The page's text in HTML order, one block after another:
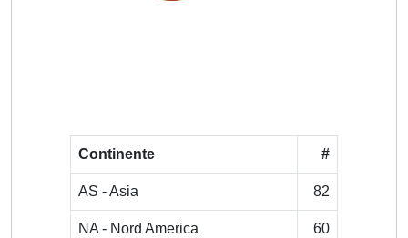
Continente #
AS - Asia 82
NA - Nord America 60